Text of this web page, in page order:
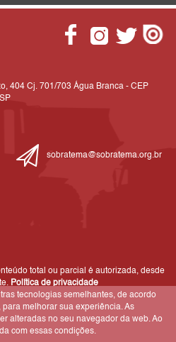
404 Cj. 701/703 Água Branca - CEP
sobratema@sobratema.org.br
total ou parcial é autorizada, desde
Política de privacidade
tecnologias semelhantes, de acordo
, para melhorar sua experiência. As
alteradas no seu navegador da web. Ao
com essas condições.